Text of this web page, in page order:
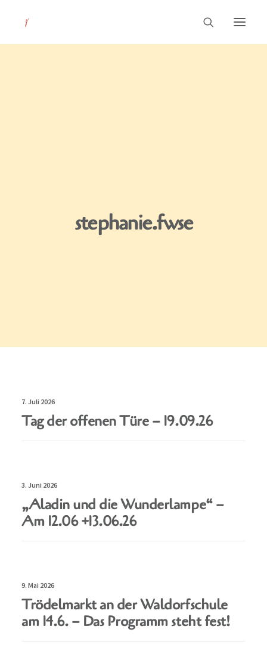
Service & Kontakt
stephanie.fwse
7. Juli 2026
Tag der offenen Türe – 19.09.26
3. Juni 2026
„Aladin und die Wunderlampe“ –
Am 12.06 +13.06.26
9. Mai 2026
Trödelmarkt an der Waldorfschule
am 14.6. – Das Programm steht fest!